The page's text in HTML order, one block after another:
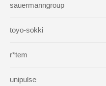
sauermanngroup
toyo-sokki
r*tem
unipulse